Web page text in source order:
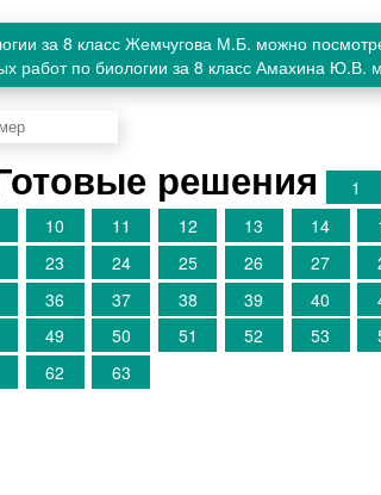
за 8 класс Жемчугова М.Б. можно
работ по биологии за 8 класс Амахина Ю.В.
решения 1
10 11 12 13 14
23 24 25 26 27
36 37 38 39 40
49 50 51 52 53
62 63